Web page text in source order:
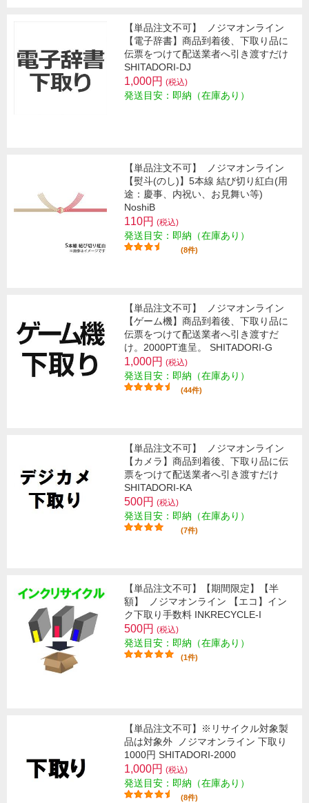
【単品注文不可】
ノジマオンライン
【電子辞書】商品到着後、下取り品に
伝票をつけて配送業者へ引き渡すだけ
SHITADORI-DJ
1,000円 (税込)
発送目安：即納（在庫あり）
【単品注文不可】
ノジマオンライン
【熨斗(のし)】5本線 結び切り紅白(用
途：慶事、内祝い、お見舞い等)
NoshiB
110円 (税込)
発送目安：即納（在庫あり）
(8件)
【単品注文不可】
ノジマオンライン
【ゲーム機】商品到着後、下取り品に
伝票をつけて配送業者へ引き渡すだ
け。2000PT進呈。 SHITADORI-G
1,000円 (税込)
発送目安：即納（在庫あり）
(44件)
【単品注文不可】
ノジマオンライン
【カメラ】商品到着後、下取り品に伝
票をつけて配送業者へ引き渡すだけ
SHITADORI-KA
500円 (税込)
発送目安：即納（在庫あり）
(7件)
【単品注文不可】【期間限定】【半
額】
ノジマオンライン 【エコ】イン
ク下取り手数料 INKRECYCLE-I
500円 (税込)
発送目安：即納（在庫あり）
(1件)
【単品注文不可】※リサイクル対象製
品は対象外
ノジマオンライン 下取り
1000円 SHITADORI-2000
1,000円 (税込)
発送目安：即納（在庫あり）
(8件)